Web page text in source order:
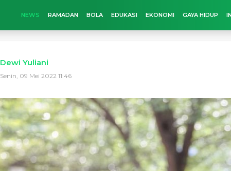
NEWS RAMADAN BOLA EDUKASI EKONOMI GAYA HIDUP
Dewi Yuliani
Senin, 09 Mei 2022 11:46